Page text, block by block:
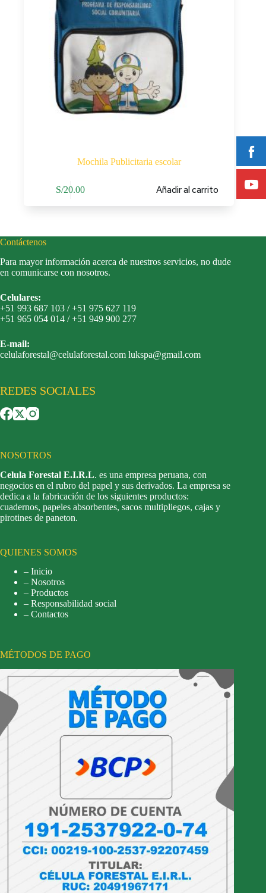
Mochila Publicitaria escolar
S/20.00 Añadir al carrito
Contáctenos
Para mayor información acerca de nuestros servicios, no dude
en comunicarse con nosotros.
Celulares:
+51 993 687 103 / +51 975 627 119
+51 965 054 014 / +51 949 900 277
E-mail:
celulaforestal@celulaforestal.com lukspa@gmail.com
REDES SOCIALES
NOSOTROS
Celula Forestal E.I.R.L. es una empresa peruana, con
negocios en el rubro del papel y sus derivados. La empresa se
dedica a la fabricación de los siguientes productos:
cuadernos, papeles absorbentes, sacos multipliegos, cajas y
pirotines de paneton.
QUIENES SOMOS
– Inicio
– Nosotros
– Productos
– Responsabilidad social
– Contactos
MÉTODOS DE PAGO